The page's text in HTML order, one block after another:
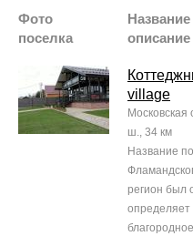
Фото
поселка
описание
village
ш., 34 км
Название
регион был
определяет